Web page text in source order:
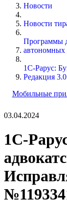
Новости
Новости
Программы
автономных
1С-Рарус:
Редакция 3.0
Мобильные
03.04.2024
1С-